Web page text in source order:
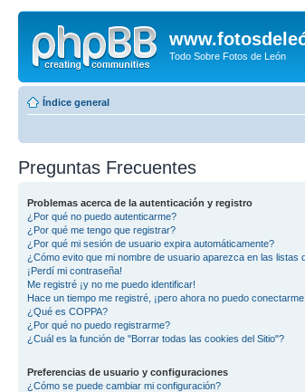
Todo Sobre Fotos de León
Índice general
Preguntas Frecuentes
Problemas acerca de la autenticación y registro
¿Por qué no puedo autenticarme?
¿Por qué me tengo que registrar?
¿Por qué mi sesión de usuario expira automáticamente?
¿Cómo evito que mi nombre de usuario aparezca en las listas
¡Perdí mi contraseña!
Me registré ¡y no me puedo identificar!
Hace un tiempo me registré, ¡pero ahora no puedo conectarme!
¿Qué es COPPA?
¿Por qué no puedo registrarme?
¿Cuál es la función de "Borrar todas las cookies del Sitio"?
Preferencias de usuario y configuraciones
¿Cómo se puede cambiar mi configuración?